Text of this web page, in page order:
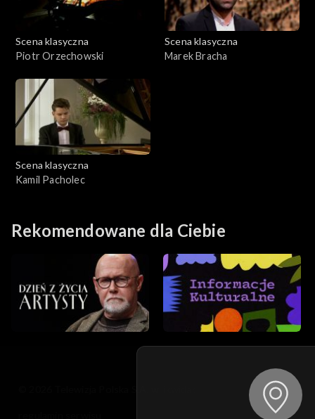
Scena klasyczna
Piotr Orzechowski
Scena klasyczna
Marek Bracha
Scena klasyczna
Kamil Pacholec
Rekomendowane dla Ciebie